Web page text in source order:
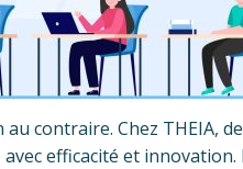
contraire. Chez THEIA,
efficacité et